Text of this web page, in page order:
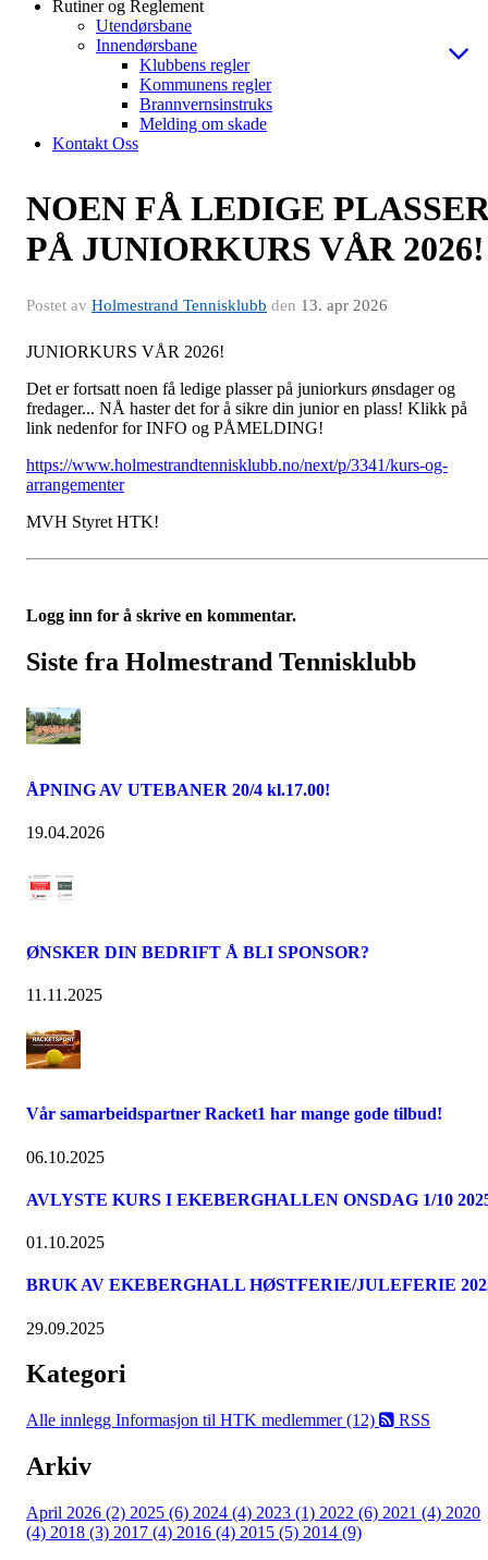
Rutiner og Reglement
Utendørsbane
Innendørsbane
Klubbens regler
Kommunens regler
Brannvernsinstruks
Melding om skade
Kontakt Oss
NOEN FÅ LEDIGE
PÅ JUNIORKURS VÅR 2026!
Postet av Holmestrand Tennisklubb den 13. apr 2026
JUNIORKURS VÅR 2026!
Det er fortsatt noen få ledige plasser på juniorkurs ønsdager og
fredager... NÅ haster det for å sikre din junior en plass! Klikk på
link nedenfor for INFO og PÅMELDING!
https://www.holmestrandtennisklubb.no/next/p/3341/kurs-og-
arrangementer
MVH Styret HTK!
Logg inn for å skrive en kommentar.
Siste fra Holmestrand Tennisklubb
ÅPNING AV UTEBANER 20/4 kl.17.00!
19.04.2026
ØNSKER DIN BEDRIFT Å BLI SPONSOR?
11.11.2025
Vår samarbeidspartner Racket1 har mange gode tilbud!
06.10.2025
AVLYSTE KURS I EKEBERGHALLEN ONSDAG 1/10
01.10.2025
BRUK AV EKEBERGHALL HØSTFERIE/JULEFERIE
29.09.2025
Kategori
Alle innlegg Informasjon til HTK medlemmer (12) RSS
Arkiv
April 2026 (2) 2025 (6) 2024 (4) 2023 (1) 2022 (6) 2021 (4) 2020
(4) 2018 (3) 2017 (4) 2016 (4) 2015 (5) 2014 (9)